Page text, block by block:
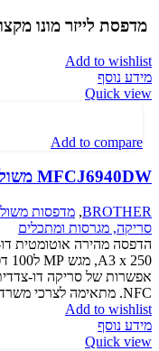
מדפסת לייזר מונו
Add to wishlist
מידע נוסף
Quick view
Add to compare
MFCJ6940DW משולבת דיו צבעונית A3 לעסקים
BROTHER
, מדפסות
סריקה, מגרסות ומתכלים
NFC. מתאימה לצרכי משרדים קטנים עסוקים וצוותים עסקיים.
Add to wishlist
מידע נוסף
Quick view